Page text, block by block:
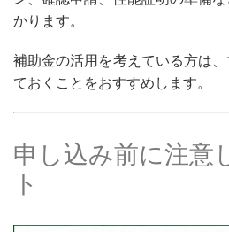
かります。
補助金の活用を考えている方は
ておくことをおすすめします。
申し込み前に注意
ト